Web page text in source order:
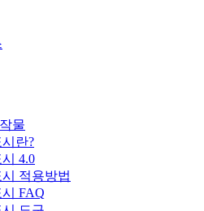
물
란?
4.0
적용방법
FAQ